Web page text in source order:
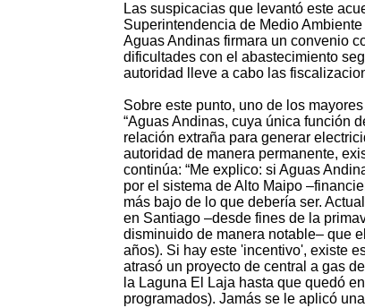
Las suspicacias que levantó este
Superintendencia de Medio
Aguas Andinas firmara un convenio
dificultades con el abastecimiento
autoridad lleve a cabo las
Sobre este punto, uno de los
“Aguas Andinas, cuya única función
relación extraña para generar
autoridad de manera permanente,
continúa: “Me explico: si Aguas
por el sistema de Alto Maipo
más bajo de lo que debería ser.
en Santiago –desde fines de la
disminuido de manera notable– que
años). Si hay este 'incentivo', existe
atrasó un proyecto de central a gas
la Laguna El Laja hasta que quedó
programados). Jamás se le aplicó